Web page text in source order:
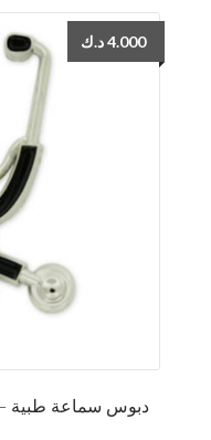
4.000د.ك